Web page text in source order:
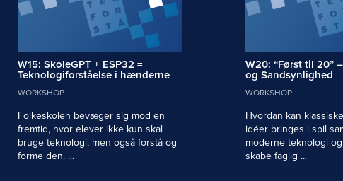
W15: SkoleGPT + ESP32 =
Teknologiforståelse i hænderne
WORKSHOP
Folkeskolen bevæger sig mod en
fremtid, hvor elever ikke kun skal
bruge teknologi, men også forstå og
forme den. ...
W20: “Først til 20”
og Sandsynlighed
WORKSHOP
Hvordan kan
idéer bringes i spil
moderne teknologi
skabe faglig ...